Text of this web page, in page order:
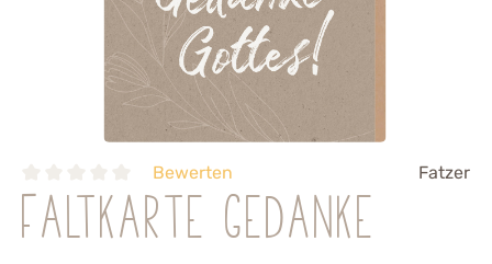
Bewerten Fatzer
Faltkarte Gedanke